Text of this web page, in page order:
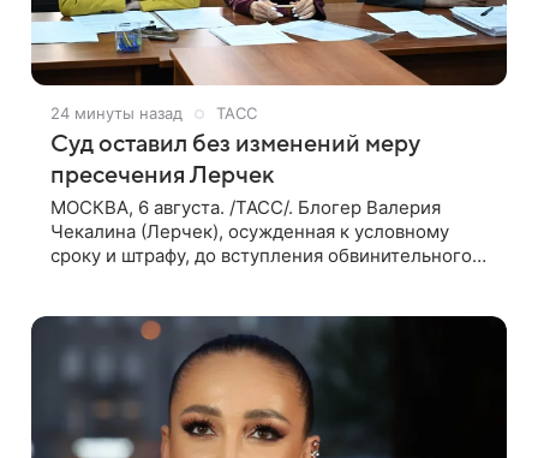
24 минуты назад ТАСС
Суд оставил без изменений меру
пресечения Лерчек
МОСКВА, 6 августа. /ТАСС/. Блогер Валерия
Чекалина (Лерчек), осужденная к условному
сроку и штрафу, до вступления обвинительного